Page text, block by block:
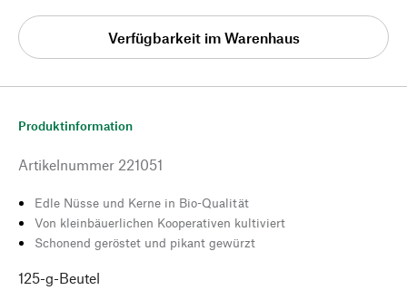
Verfügbarkeit im Warenhaus
Produktinformation
Artikelnummer 221051
Edle Nüsse und Kerne in Bio-Qualität
Von kleinbäuerlichen Kooperativen kultiviert
Schonend geröstet und pikant gewürzt
125-g-Beutel